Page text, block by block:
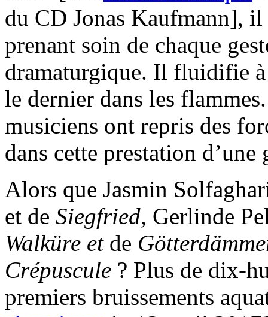
du CD Jonas Kaufmann],
prenant soin de chaque
dramaturgique. Il fluidifie
le dernier dans les
musiciens ont repris des
dans cette prestation
Alors que Jasmin
et de Siegfried, Gerlinde
Walküre et de
Crépuscule ? Plus de dix-
premiers bruissements